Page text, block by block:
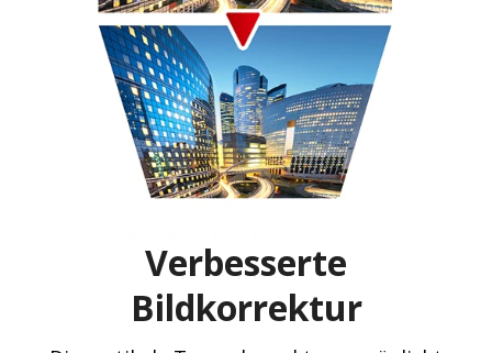
Verbesserte
Bildkorrektur